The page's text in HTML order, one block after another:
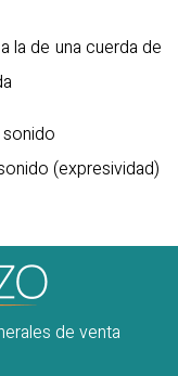
la de una cuerda de
(expresividad)
de venta